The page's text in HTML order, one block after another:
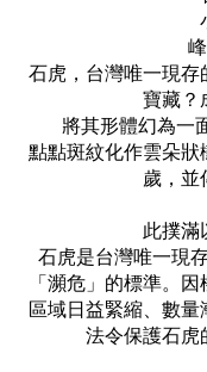
石虎，台灣唯一現
寶藏？
將其形體幻為一
點點斑紋化作雲朵
歲，並
此撲滿
石虎是台灣唯一現
「瀕危」的標準。
區域日益緊縮、數
法令保護石虎